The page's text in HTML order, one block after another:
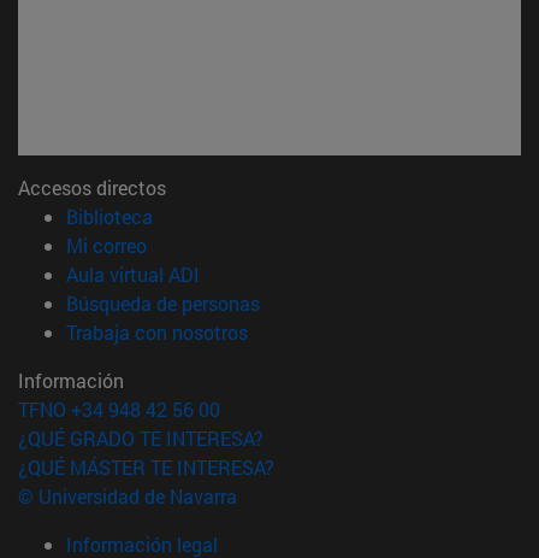
Accesos directos
Biblioteca
Mi correo(abre en nueva ventana)
Aula virtual ADI
Búsqueda de personas(abre en nueva ventana)
Trabaja con nosotros(abre en nueva ventana)
Información
TFNO +34 948 42 56 00
¿QUÉ GRADO TE INTERESA?
¿QUÉ MÁSTER TE INTERESA?
© Universidad de Navarra
Información legal